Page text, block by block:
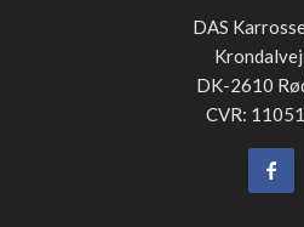
DAS
DK-2610
CVR: